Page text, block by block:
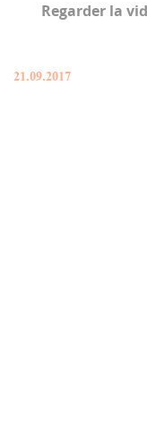
Regarder la
21.09.2017